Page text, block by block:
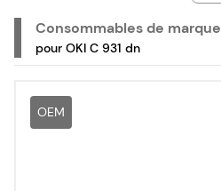
Consommables de marque
pour OKI C 931 dn
OEM